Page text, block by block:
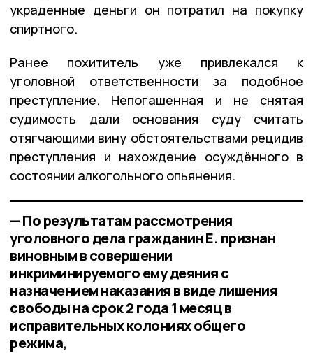
украденные деньги он потратил на покупку
спиртного.
Ранее похититель уже привлекался к
уголовной ответственности за подобное
преступление. Непогашенная и не снятая
судимость дали основания суду считать
отягчающими вину обстоятельствами рецидив
преступления и нахождение осуждённого в
состоянии алкогольного опьянения.
— По результатам рассмотрения
уголовного дела гражданин Е. признан
виновным в совершении
инкриминируемого ему деяния с
назначением наказания в виде лишения
свободы на срок 2 года 1 месяц в
исправительных колониях общего
режима,